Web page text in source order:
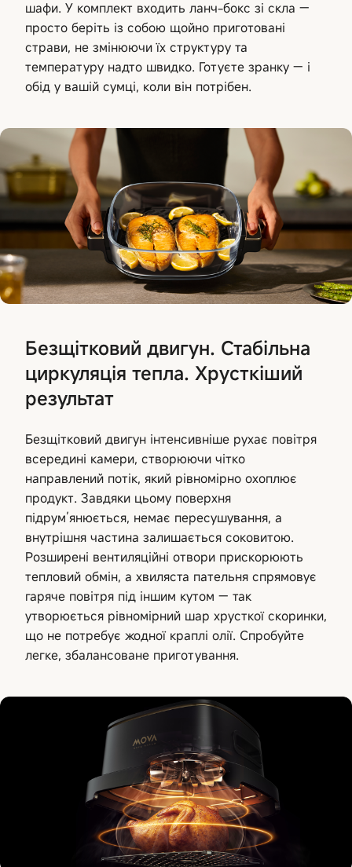
шафи. У комплект входить ланч-бокс зі скла —
просто беріть із собою щойно приготовані
страви, не змінюючи їх структуру та
температуру надто швидко. Готуєте зранку — і
обід у вашій сумці, коли він потрібен.
Безщітковий двигун. Стабільна
циркуляція тепла. Хрусткіший
результат
Безщітковий двигун інтенсивніше рухає повітря
всередині камери, створюючи чітко
направлений потік, який рівномірно охоплює
продукт. Завдяки цьому поверхня
підрум’янюється, немає пересушування, а
внутрішня частина залишається соковитою.
Розширені вентиляційні отвори прискорюють
тепловий обмін, а хвиляста пательня спрямовує
гаряче повітря під іншим кутом — так
утворюється рівномірний шар хрусткої скоринки,
що не потребує жодної краплі олії. Спробуйте
легке, збалансоване приготування.